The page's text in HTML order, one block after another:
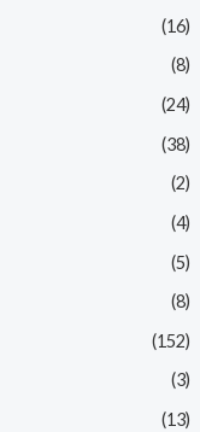
(16)
(8)
(24)
(38)
(2)
(4)
(5)
(8)
(152)
(3)
(13)